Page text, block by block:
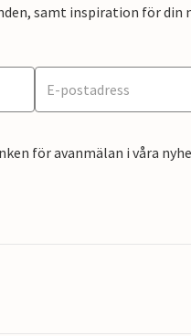
samt inspiration för din
för avanmälan i våra